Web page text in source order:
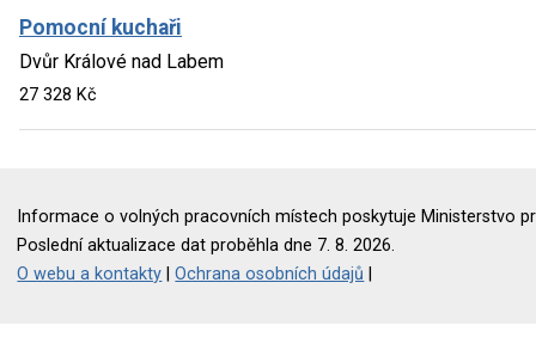
Pomocní kuchaři
Dvůr Králové nad Labem
27 328 Kč
Informace o volných pracovních místech poskytuje Ministerstvo
Poslední aktualizace dat proběhla dne 7. 8. 2026.
O webu a kontakty |Ochrana osobních údajů